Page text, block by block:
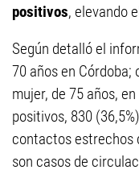
positivos, elevando
Según detalló el
70 años en Córdoba;
mujer, de 75 años,
positivos, 830
contactos estrechos
son casos de